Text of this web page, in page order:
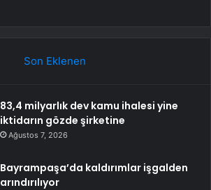
Son Eklenen
83,4 milyarlık dev kamu ihalesi yine
iktidarın gözde şirketine
Ağustos 7, 2026
Bayrampaşa’da kaldırımlar işgalden
arındırılıyor